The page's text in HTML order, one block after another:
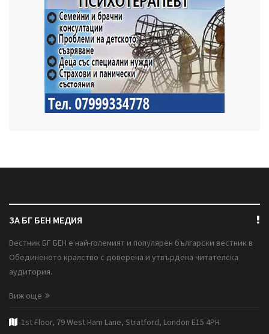
ЗА БГ БЕН МЕДИЯ
Вестник БГ БЕН е най-големият и популярен български вестник в
Обединеното кралство с доверена и утвърдена читателска
аудитория.
Виж още
1st Floor, 79 West Ham Lane, Stratford, London E15 4PH